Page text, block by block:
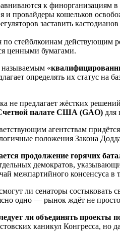
к финорганизациям в
и провайдеры кошельков
заставить
стейблкоинам действующим
ценными бумагами.
называемым «
определять их статус на
не предлагает жёстких
палате США (GAO) для
агентствам
положения Закона
продолжение горячих
демократов,
межпартийного консенсуса в
ли сенаторы состыковать
одно — рынок ждёт не
ли объединять проекты
каникул Конгресса,